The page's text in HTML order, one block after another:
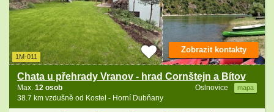
1M-011
Chata u přehrady Vranov - hrad Cornštejn a Bítov
Oslnovice mapa
Max. 12 osob
38.7 km vzdušně od Kostel - Horní Dubňany
Zobrazit kontakty